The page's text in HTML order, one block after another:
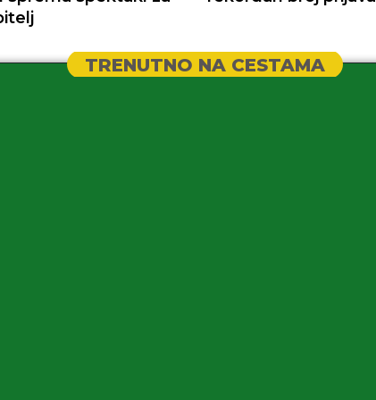
TRENUTNO NA CESTAMA